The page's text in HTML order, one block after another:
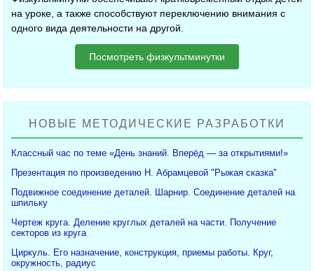
на уроке, а также способствуют переключению внимания с
одного вида деятельности на другой.
Посмотреть физкультминутки
НОВЫЕ МЕТОДИЧЕСКИЕ РАЗРАБОТКИ
Классный час по теме «День знаний. Вперёд — за открытиями!»
Презентация по произведению Н. Абрамцевой "Рыжая сказка"
Подвижное соединение деталей. Шарнир. Соединение деталей на
шпильку
Чертеж круга. Деление круглых деталей на части. Получение
секторов из круга
Циркуль. Его назначение, конструкция, приемы работы. Круг,
окружность, радиус